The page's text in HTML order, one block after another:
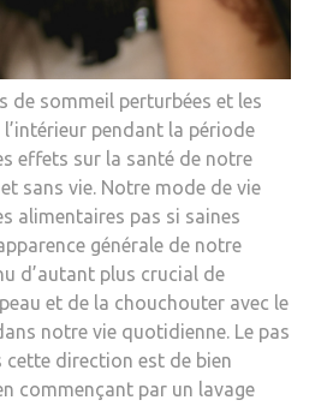
de sommeil perturbées et les
pendant la période
effets sur la santé de notre
sans vie. Notre mode de vie
alimentaires pas si saines
générale de notre
d’autant plus crucial de
et de la chouchouter avec le
notre vie quotidienne. Le pas
direction est de bien
commençant par un lavage